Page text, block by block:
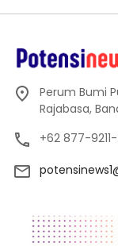
Perum Bumi
Rajabasa,
+62 877-